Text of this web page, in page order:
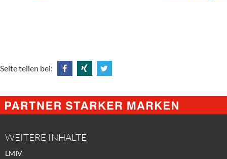
Seite teilen bei:
@
Facebook
@
Xing
@
Twitter
WEITERE INHALTE
LMIV